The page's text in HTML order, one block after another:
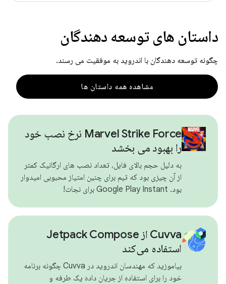
داستان های توسعه دهندگان
چگونه توسعه دهندگان با اندروید به موفقیت می رسند.
مشاهده همه داستان ها
Marvel Strike Force نرخ نصب خود
را بهبود می بخشد
به دلیل حجم بالای فایل، تعداد نصب های ارگانیک کمتر
از آن چیزی بود که تیم برای چنین امتیاز محبوبی امیدوار
بود. Google Play Instant برای نجات!
Cuvva از Jetpack Compose
استفاده می‌کند
بیاموزید که مهندسان اندروید در Cuvva چگونه برنامه
خود را برای استفاده از جریان داده یک طرفه و